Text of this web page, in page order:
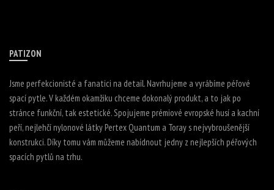
PATIZON
Jsme perfekcionisté a fanatici na detail. Navrhujeme a vyrábíme péřové
spací pytle. V každém okamžiku chceme dokonalý produkt, a to jak po
stránce funkční, tak estetické. Spojujeme prémiové evropské husí a kachní
peří, nejlehčí nylonové látky Pertex Quantum a Toray s nejvybroušenější
konstrukci. Díky tomu vám můžeme nabídnout jedny z nejlepších péřových
spacích pytlů na trhu.